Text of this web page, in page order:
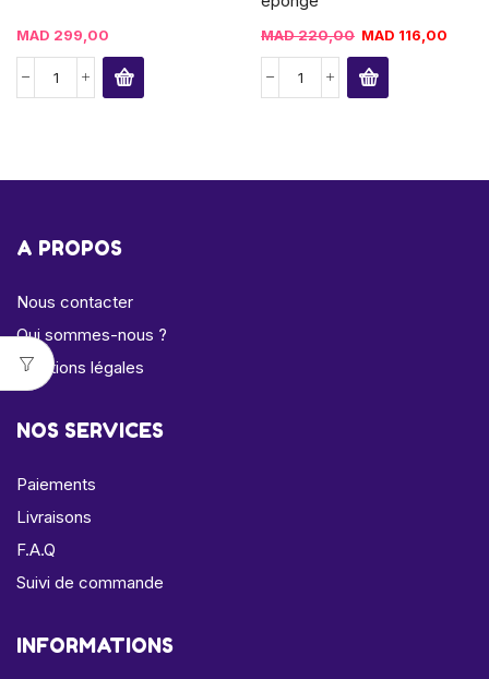
MAD 299,00 MAD220,00 MAD 116,00
A PROPOS
Nous contacter
Qui sommes-nous ?
Mentions légales
NOS SERVICES
Paiements
Livraisons
F.A.Q
Suivi de commande
INFORMATIONS